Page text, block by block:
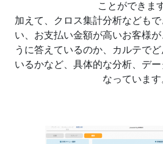
ことができま
加えて、クロス集計分析なども
い、お支払い金額が高いお客様
うに答えているのか、カルテで
いるかなど、具体的な分析、デ
なっています